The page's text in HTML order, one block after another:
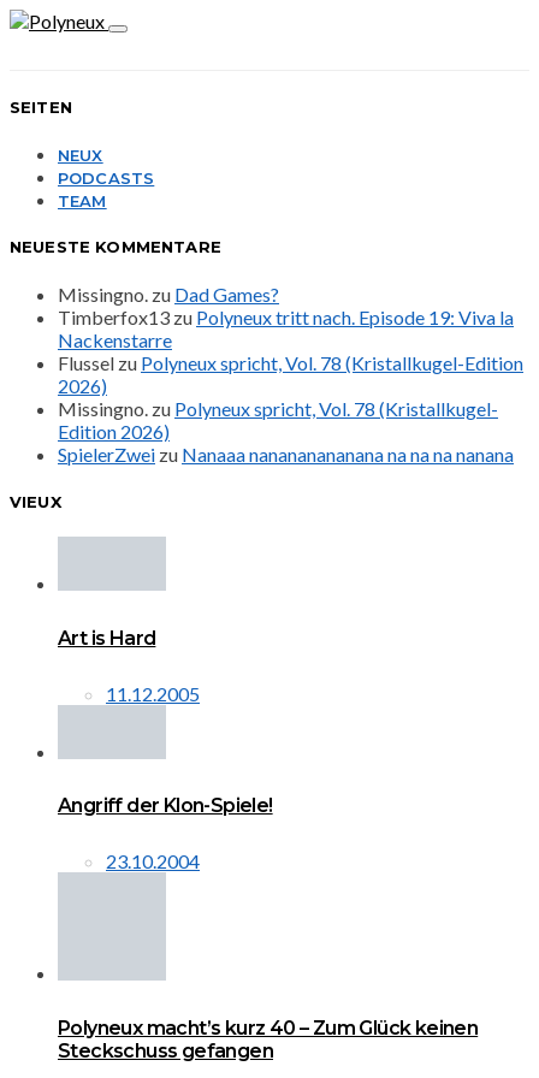
SEITEN
NEUX
PODCASTS
TEAM
NEUESTE KOMMENTARE
Missingno. zu Dad Games?
Timberfox13 zu Polyneux tritt nach. Episode 19: Viva la
Nackenstarre
Flussel zu Polyneux spricht, Vol. 78 (Kristallkugel-Edition
2026)
Missingno. zu Polyneux spricht, Vol. 78 (Kristallkugel-
Edition 2026)
SpielerZwei zu Nanaaa nanananananana na na na nanana
VIEUX
Art is Hard
11.12.2005
Angriff der Klon-Spiele!
23.10.2004
Polyneux macht’s kurz 40 – Zum Glück keinen
Steckschuss gefangen